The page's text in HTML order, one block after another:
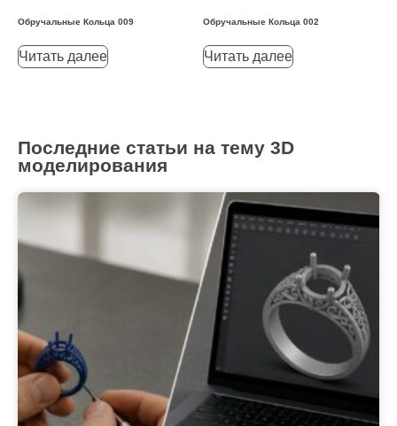
Обручальные Кольца 009
Читать далее
Обручальные Кольца 002
Читать далее
Последние статьи на тему 3D
моделирования